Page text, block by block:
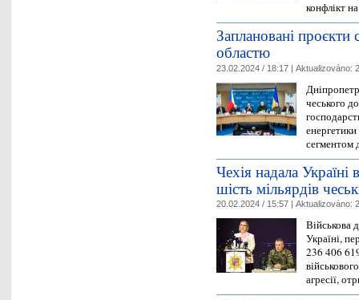
конфлікт
Заплановані проєкти
областю
23.02.2024 / 18:17 | Aktualizováno:
чеського
сегментом
Чехія надала
шість мільярдів
20.02.2024 / 15:57 | Aktualizováno:
Військова
Україні,
236 406
агресії,